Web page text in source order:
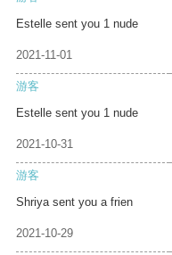
Estelle sent you 1 nude
2021-11-01
游客
Estelle sent you 1 nude
2021-10-31
游客
Shriya sent you a frien
2021-10-29